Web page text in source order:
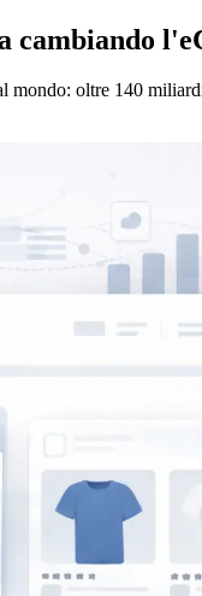
cambiando
mondo: oltre 140